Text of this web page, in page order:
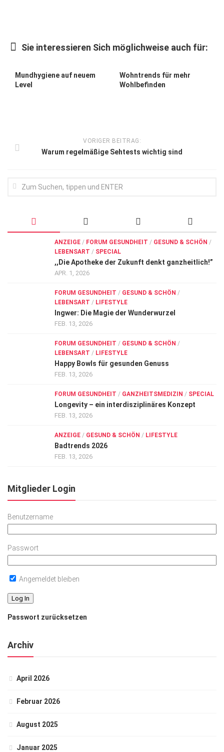
Forum Gesundheit
Sehen
Lebensart
Sie interessieren Sich möglichweise auch für:
Mundhygiene auf neuem
Level
Wohntrends für mehr
Wohlbefinden
VORIGER BEITRAG:
Warum regelmäßige Sehtests wichtig sind
ANZEIGE / FORUM GESUNDHEIT / GESUND & SCHÖN /
LEBENSART / SPECIAL
,,Die Apotheke der Zukunft denkt ganzheitlich!”
APR. 1, 2026
FORUM GESUNDHEIT / GESUND & SCHÖN /
LEBENSART / LIFESTYLE
Ingwer: Die Magie der Wunderwurzel
FEB. 13, 2026
FORUM GESUNDHEIT / GESUND & SCHÖN /
LEBENSART / LIFESTYLE
Happy Bowls für gesunden Genuss
FEB. 13, 2026
FORUM GESUNDHEIT / GANZHEITSMEDIZIN / SPECIAL
Longevity – ein interdisziplinäres Konzept
FEB. 13, 2026
ANZEIGE / GESUND & SCHÖN / LIFESTYLE
Badtrends 2026
FEB. 13, 2026
Mitglieder Login
Benutzername
Passwort
Angemeldet bleiben
Passwort zurücksetzen
Archiv
April 2026
Februar 2026
August 2025
Januar 2025